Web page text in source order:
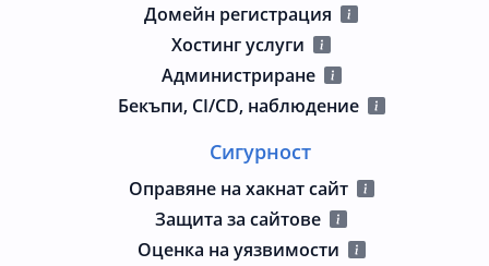
Домейн регистрация
Хостинг услуги
Администриране
Бекъпи, CI/CD, наблюдение
Сигурност
Оправяне на хакнат сайт
Защита за сайтове
Оценка на уязвимости